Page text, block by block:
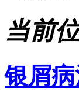
当前
银屑